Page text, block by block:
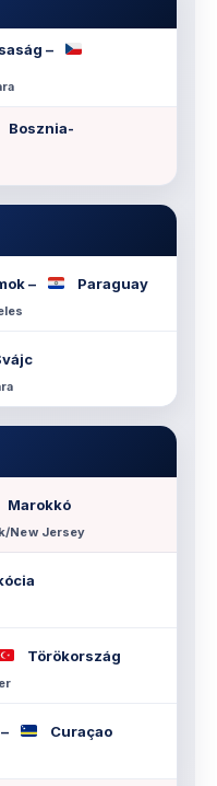
–
Bosznia-
– Paraguay
Marokkó
New Jersey
Törökország
Curaçao